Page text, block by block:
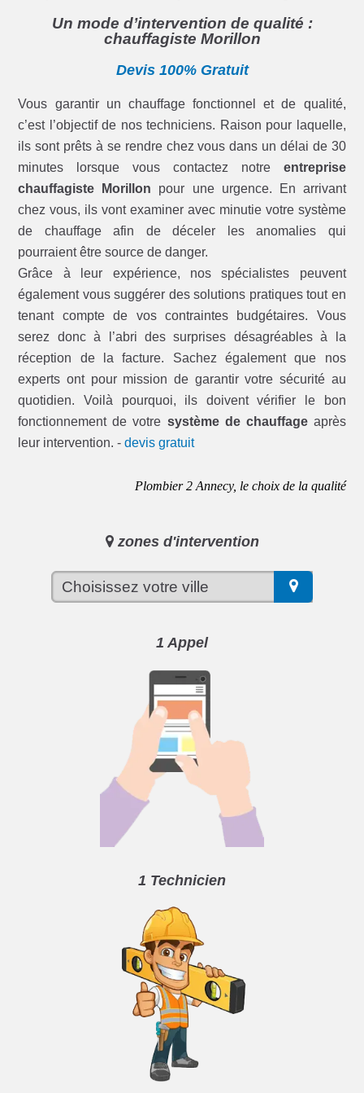
Un mode d’intervention de qualité :
chauffagiste Morillon
Devis 100% Gratuit
Vous garantir un chauffage fonctionnel et de qualité,
c’est l’objectif de nos techniciens. Raison pour laquelle,
ils sont prêts à se rendre chez vous dans un délai de 30
minutes lorsque vous contactez notre entreprise
chauffagiste Morillon pour une urgence. En arrivant
chez vous, ils vont examiner avec minutie votre système
de chauffage afin de déceler les anomalies qui
pourraient être source de danger.
Grâce à leur expérience, nos spécialistes peuvent
également vous suggérer des solutions pratiques tout en
tenant compte de vos contraintes budgétaires. Vous
serez donc à l’abri des surprises désagréables à la
réception de la facture. Sachez également que nos
experts ont pour mission de garantir votre sécurité au
quotidien. Voilà pourquoi, ils doivent vérifier le bon
fonctionnement de votre système de chauffageaprès
leur intervention. -devis gratuit
Plombier 2 Annecy, le choix de la qualité
zones d'intervention
1 Appel
1 Technicien